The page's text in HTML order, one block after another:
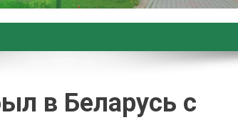
Хойник.
в Беларусь с